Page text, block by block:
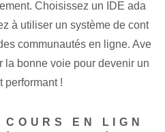
Choisissez un IDE ada
à utiliser un système de cont
communautés en ligne. Ave
la bonne voie pour devenir un
performant !
COURS EN LIGN